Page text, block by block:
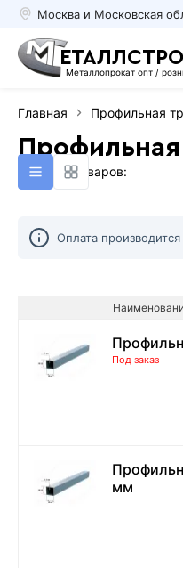
Москва и Московская
Металлопрокат опт /
Главная Профильная
Профильная
Найдено товаров:
Оплата
Под заказ
мм